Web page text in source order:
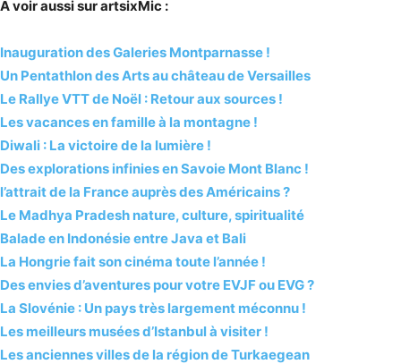
A voir aussi sur artsixMic :
Inauguration des Galeries Montparnasse !
Un Pentathlon des Arts au château de Versailles
Le Rallye VTT de Noël : Retour aux sources !
Les vacances en famille à la montagne !
Diwali : La victoire de la lumière !
Des explorations infinies en Savoie Mont Blanc !
l’attrait de la France auprès des Américains ?
Le Madhya Pradesh nature, culture, spiritualité
Balade en Indonésie entre Java et Bali
La Hongrie fait son cinéma toute l’année !
Des envies d’aventures pour votre EVJF ou EVG ?
La Slovénie : Un pays très largement méconnu !
Les meilleurs musées d’Istanbul à visiter !
Les anciennes villes de la région de Turkaegean